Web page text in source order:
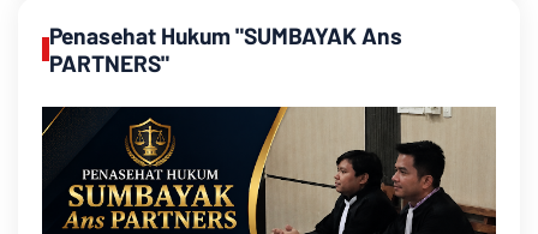
Penasehat Hukum "SUMBAYAK Ans
PARTNERS"